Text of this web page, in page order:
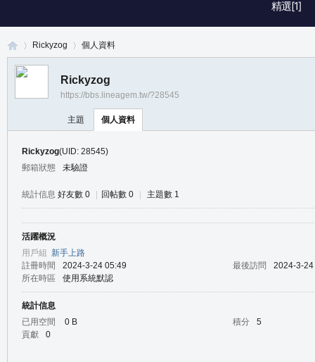
精選[1]
Rickyzog 個人資料
Rickyzog
https://bbs.lineagem.tw/?28545
主題 個人資料
Rickyzog(UID: 28545)
郵箱狀態
未驗證
統計信息 好友數 0 回帖數 0 主題數 1
活躍概況
用戶組 新手上路
註冊時間
2024-3-24 05:49 最後訪問
2024-3-
所在時區
使用系統默認
統計信息
已用空間
0 B 積分
5
貢獻
0